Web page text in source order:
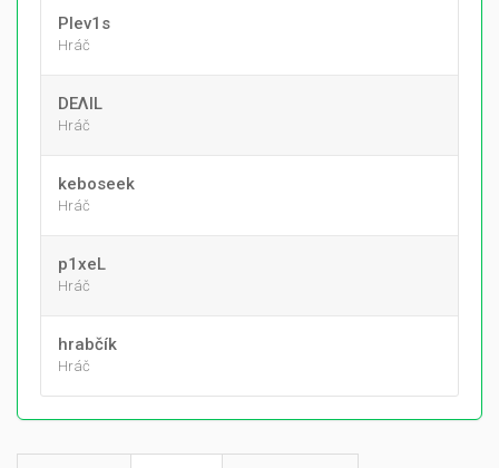
Plev1s
Hráč
DEΛIL
Hráč
keboseek
Hráč
p1xeL
Hráč
hrabčík
Hráč